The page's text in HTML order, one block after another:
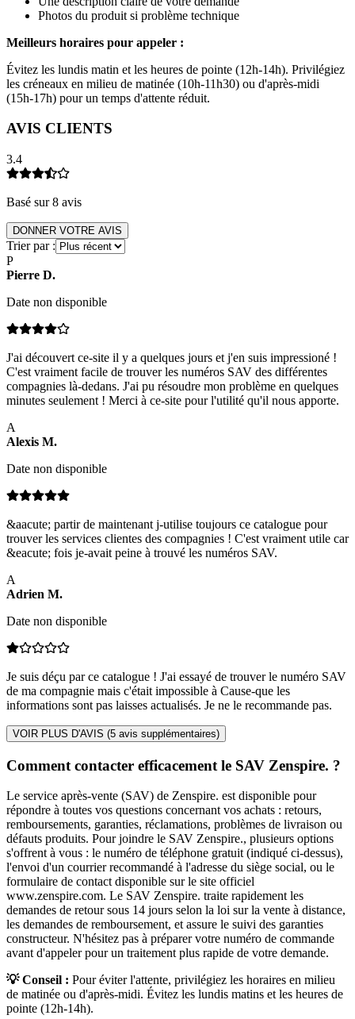
Photos du produit si problème technique
Meilleurs horaires pour appeler :
Évitez les lundis matin et les heures de pointe (12h-14h). Privilégiez
les créneaux en milieu de matinée (10h-11h30) ou d'après-midi
(15h-17h) pour un temps d'attente réduit.
AVIS CLIENTS
3.4
Basé sur8 avis
DONNER VOTRE AVIS
Trier par :
P
Pierre D.
Date non disponible
J'ai découvert ce-site il y a quelques jours et j'en suis impressioné !
C'est vraiment facile de trouver les numéros SAV des différentes
compagnies là-dedans. J'ai pu résoudre mon problème en quelques
minutes seulement ! Merci à ce-site pour l'utilité qu'il nous apporte.
A
Alexis M.
Date non disponible
&aacute; partir de maintenant j-utilise toujours ce catalogue pour
trouver les services clientes des compagnies ! C'est vraiment utile car
&eacute; fois je-avait peine à trouvé les numéros SAV.
A
Adrien M.
Date non disponible
Je suis déçu par ce catalogue ! J'ai essayé de trouver le numéro SAV
de ma compagnie mais c'était impossible à Cause-que les
informations sont pas laisses actualisés. Je ne le recommande pas.
VOIR PLUS D'AVIS (5 avis supplémentaires)
Comment contacter efficacement le SAV Zenspire. ?
Le service après-vente (SAV) de Zenspire. est disponible pour
répondre à toutes vos questions concernant vos achats : retours,
remboursements, garanties, réclamations, problèmes de livraison ou
défauts produits. Pour joindre le SAV Zenspire., plusieurs options
s'offrent à vous : le numéro de téléphone gratuit (indiqué ci-dessus),
l'envoi d'un courrier recommandé à l'adresse du siège social, ou le
formulaire de contact disponible sur le site officiel
www.zenspire.com. Le SAV Zenspire. traite rapidement les
demandes de retour sous 14 jours selon la loi sur la vente à distance,
les demandes de remboursement, et assure le suivi des garanties
constructeur. N'hésitez pas à préparer votre numéro de commande
avant d'appeler pour un traitement plus rapide de votre demande.
💡 Conseil : Pour éviter l'attente, privilégiez les horaires en milieu
de matinée ou d'après-midi. Évitez les lundis matins et les heures de
pointe (12h-14h).